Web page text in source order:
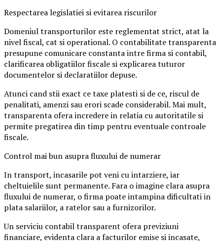
Respectarea legislatiei si evitarea riscurilor
Domeniul transporturilor este reglementat strict, atat la
nivel fiscal, cat si operational. O contabilitate transparenta
presupune comunicare constanta intre firma si contabil,
clarificarea obligatiilor fiscale si explicarea tuturor
documentelor si declaratiilor depuse.
Atunci cand stii exact ce taxe platesti si de ce, riscul de
penalitati, amenzi sau erori scade considerabil. Mai mult,
transparenta ofera incredere in relatia cu autoritatile si
permite pregatirea din timp pentru eventuale controale
fiscale.
Control mai bun asupra fluxului de numerar
In transport, incasarile pot veni cu intarziere, iar
cheltuielile sunt permanente. Fara o imagine clara asupra
fluxului de numerar, o firma poate intampina dificultati in
plata salariilor, a ratelor sau a furnizorilor.
Un serviciu contabil transparent ofera previziuni
financiare, evidenta clara a facturilor emise si incasate,